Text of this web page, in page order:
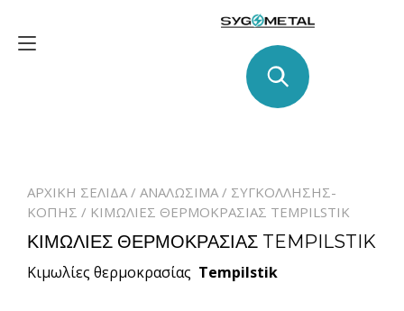
contentToggle
ΑΡΧΙΚΉ ΣΕΛΊΔΑ/ ΑΝΑΛΩΣΙΜΑ/ ΣΥΓΚΟΛΛΗΣΗΣ-
ΚΟΠΗΣ / ΚΙΜΩΛΙΕΣ ΘΕΡΜΟΚΡΑΣΙΑΣ TEMPILSTIK
ΚΙΜΩΛΙΕΣ ΘΕΡΜΟΚΡΑΣΙΑΣ TEMPILSTIK
Κιμωλίες θερμοκρασίας Tempilstik